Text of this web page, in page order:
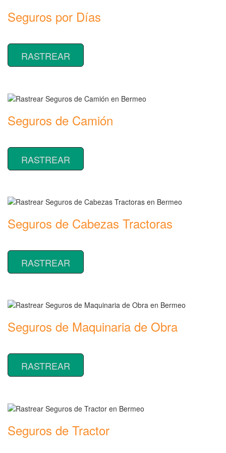
Seguros por Días
RASTREAR
Seguros de Camión
RASTREAR
Seguros de Cabezas Tractoras
RASTREAR
Seguros de Maquinaria de Obra
RASTREAR
Seguros de Tractor